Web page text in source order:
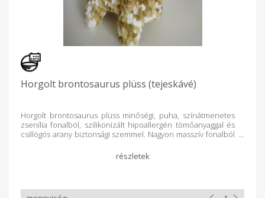
Horgolt brontosaurus plüss (tejeskávé)
Horgolt brontosaurus plüss minőségi, puha, színátmenetes
zsenília fonalból, szilikonizált hipoallergén tömőanyaggal és
csillógós arany biztonsági szemmel. Nagyon masszív fonalból
ajánlott használni! Tisztítás: mosózsákban (vagy
párnahuzatban, stb.) mosógépben mosható 30-40 fokon.